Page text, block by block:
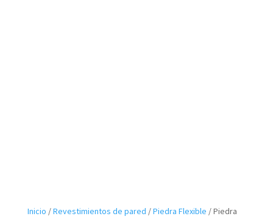
Inicio /Revestimientos de pared /Piedra Flexible / Piedra